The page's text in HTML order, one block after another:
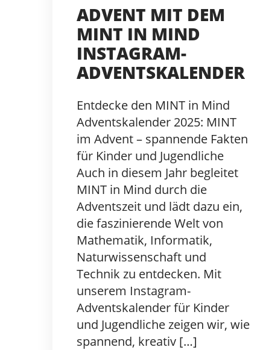
ADVENT MIT DEM
MINT IN MIND
INSTAGRAM-
ADVENTSKALENDER
Entdecke den MINT in Mind
Adventskalender 2025: MINT
im Advent – spannende Fakten
für Kinder und Jugendliche
Auch in diesem Jahr begleitet
MINT in Mind durch die
Adventszeit und lädt dazu ein,
die faszinierende Welt von
Mathematik, Informatik,
Naturwissenschaft und
Technik zu entdecken. Mit
unserem Instagram-
Adventskalender für Kinder
und Jugendliche zeigen wir, wie
spannend, kreativ […]